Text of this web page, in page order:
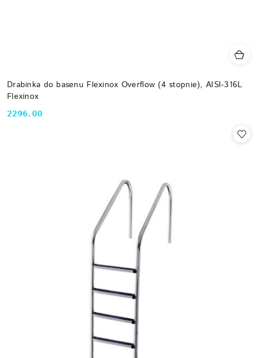
Drabinka do basenu Flexinox Overflow (4 stopnie), AISI-316L
Flexinox
Cena:
2296.00